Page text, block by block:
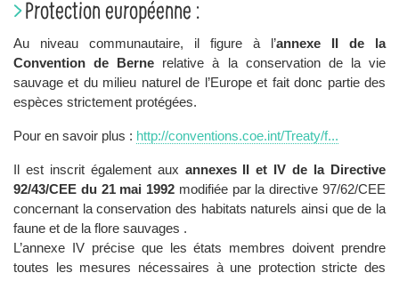
Protection européenne :
Au niveau communautaire, il figure à l’annexe II de la
Convention de Berne relative à la conservation de la vie
sauvage et du milieu naturel de l’Europe et fait donc partie des
espèces strictement protégées.
Pour en savoir plus : http://conventions.coe.int/Treaty/f...
Il est inscrit également aux annexes II et IV de la Directive
92/43/CEE du 21 mai 1992 modifiée par la directive 97/62/CEE
concernant la conservation des habitats naturels ainsi que de la
faune et de la flore sauvages .
L’annexe IV précise que les états membres doivent prendre
toutes les mesures nécessaires à une protection stricte des